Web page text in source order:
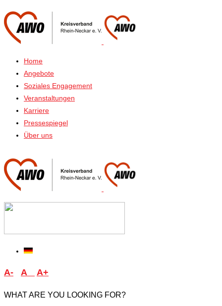
Home
Angebote
Soziales Engagement
Veranstaltungen
Karriere
Pressespiegel
Über uns
A- A A+
WHAT ARE YOU LOOKING FOR?